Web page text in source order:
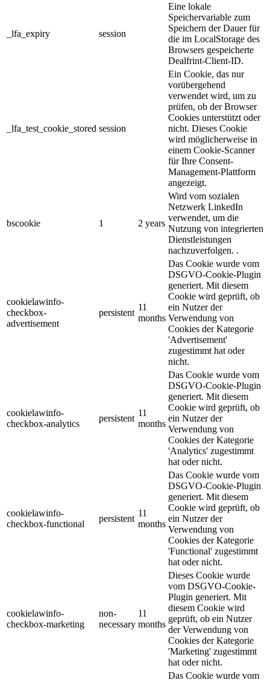
_lfa_expiry session
Eine lokale
Speichervariable zum
Speichern der Dauer für
die im LocalStorage des
Browsers gespeicherte
Dealfrint-Client-ID.
_lfa_test_cookie_stored session
Ein Cookie, das nur
vorübergehend
verwendet wird, um zu
prüfen, ob der Browser
Cookies unterstützt oder
nicht. Dieses Cookie
wird möglicherweise in
einem Cookie-Scanner
für Ihre Consent-
Management-Plattform
angezeigt.
bscookie 1 2 years
Wird vom sozialen
Netzwerk LinkedIn
verwendet, um die
Nutzung von integrierten
Dienstleistungen
nachzuverfolgen. .
cookielawinfo-
checkbox-
advertisement
persistent
11
months
Das Cookie wurde vom
DSGVO-Cookie-Plugin
generiert. Mit diesem
Cookie wird geprüft, ob
ein Nutzer der
Verwendung von
Cookies der Kategorie
'Advertisement'
zugestimmt hat oder
nicht.
cookielawinfo-
checkbox-analytics
persistent
11
months
Das Cookie wurde vom
DSGVO-Cookie-Plugin
generiert. Mit diesem
Cookie wird geprüft, ob
ein Nutzer der
Verwendung von
Cookies der Kategorie
'Analytics' zugestimmt
hat oder nicht.
cookielawinfo-
checkbox-functional
persistent
11
months
Das Cookie wurde vom
DSGVO-Cookie-Plugin
generiert. Mit diesem
Cookie wird geprüft, ob
ein Nutzer der
Verwendung von
Cookies der Kategorie
'Functional' zugestimmt
hat oder nicht.
cookielawinfo-
checkbox-marketing
non-
necessary
11
months
Dieses Cookie wurde
vom DSGVO-Cookie-
Plugin generiert. Mit
diesem Cookie wird
geprüft, ob ein Nutzer
der Verwendung von
Cookies der Kategorie
'Marketing' zugestimmt
hat oder nicht.
Das Cookie wurde vom